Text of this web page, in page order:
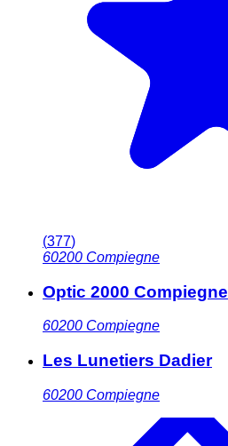
(377)
60200 Compiegne
Optic 2000 Compiegne
60200 Compiegne
Les Lunetiers Dadier
60200 Compiegne